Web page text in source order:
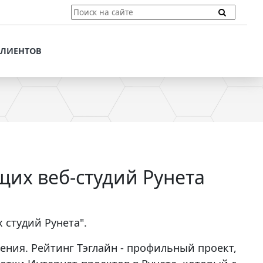
ПОДДЕРЖКА КЛИЕНТОВ
VT-CMF. СПРАВОЧНАЯ
КЛИЕНТОВ
веб-студий Рунета
Рунета".
Рейтинг Тэглайн - профильный проект,